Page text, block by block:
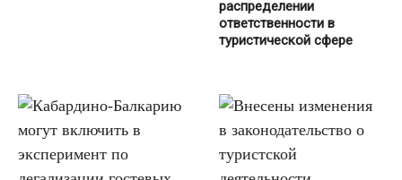
распределении
ответственности в
туристической сфере